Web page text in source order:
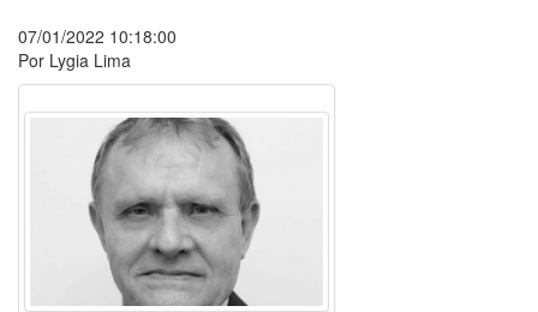
07/01/2022 10:18:00
Por Lygia Lima